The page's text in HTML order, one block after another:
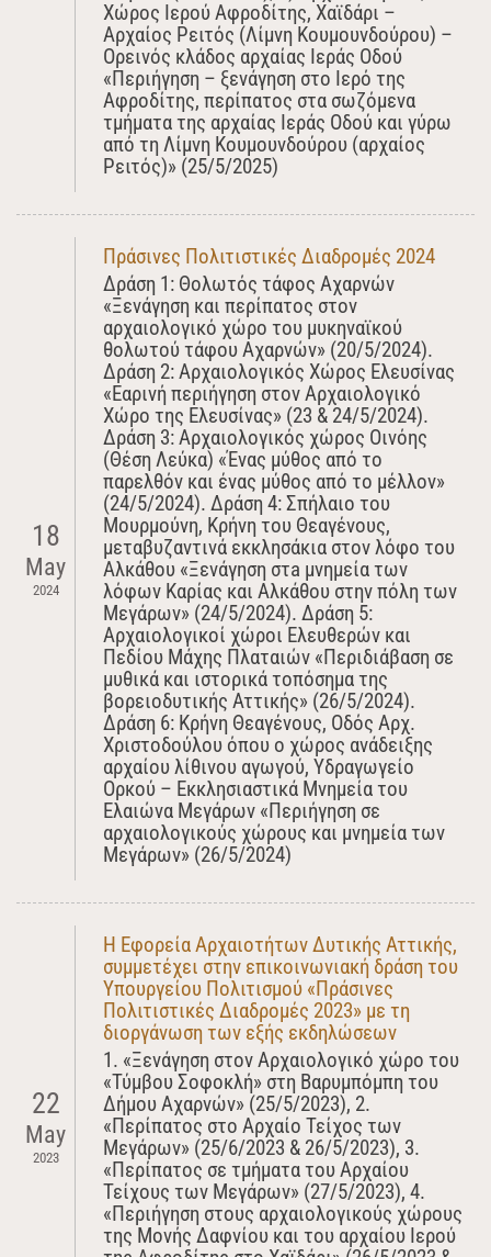
Χώρος Ιερού Αφροδίτης, Χαϊδάρι –
Αρχαίος Ρειτός (Λίμνη Κουμουνδούρου) –
Ορεινός κλάδος αρχαίας Ιεράς Οδού
«Περιήγηση – ξενάγηση στο Ιερό της
Αφροδίτης, περίπατος στα σωζόμενα
τμήματα της αρχαίας Ιεράς Οδού και γύρω
από τη Λίμνη Κουμουνδούρου (αρχαίος
Ρειτός)» (25/5/2025)
18
May
2024
Πράσινες Πολιτιστικές Διαδρομές 2024
Δράση 1: Θολωτός τάφος Αχαρνών
«Ξενάγηση και περίπατος στον
αρχαιολογικό χώρο του μυκηναϊκού
θολωτού τάφου Αχαρνών» (20/5/2024).
Δράση 2: Αρχαιολογικός Χώρος Ελευσίνας
«Εαρινή περιήγηση στον Αρχαιολογικό
Χώρο της Ελευσίνας» (23 & 24/5/2024).
Δράση 3: Αρχαιολογικός χώρος Οινόης
(Θέση Λεύκα) «Ένας μύθος από το
παρελθόν και ένας μύθος από το μέλλον»
(24/5/2024). Δράση 4: Σπήλαιο του
Μουρμούνη, Κρήνη του Θεαγένους,
μεταβυζαντινά εκκλησάκια στον λόφο του
Αλκάθου «Ξενάγηση στa μνημεία των
λόφων Καρίας και Αλκάθου στην πόλη των
Μεγάρων» (24/5/2024). Δράση 5:
Αρχαιολογικοί χώροι Ελευθερών και
Πεδίου Μάχης Πλαταιών «Περιδιάβαση σε
μυθικά και ιστορικά τοπόσημα της
βορειοδυτικής Αττικής» (26/5/2024).
Δράση 6: Κρήνη Θεαγένους, Οδός Αρχ.
Χριστοδούλου όπου ο χώρος ανάδειξης
αρχαίου λίθινου αγωγού, Υδραγωγείο
Ορκού – Εκκλησιαστικά Μνημεία του
Ελαιώνα Μεγάρων «Περιήγηση σε
αρχαιολογικούς χώρους και μνημεία των
Μεγάρων» (26/5/2024)
22
May
2023
Η Εφορεία Αρχαιοτήτων Δυτικής Αττικής,
συμμετέχει στην επικοινωνιακή δράση του
Υπουργείου Πολιτισμού «Πράσινες
Πολιτιστικές Διαδρομές 2023» με τη
διοργάνωση των εξής εκδηλώσεων
1. «Ξενάγηση στον Αρχαιολογικό χώρο του
«Τύμβου Σοφοκλή» στη Βαρυμπόμπη του
Δήμου Αχαρνών» (25/5/2023), 2.
«Περίπατος στο Αρχαίο Τείχος των
Μεγάρων» (25/6/2023 & 26/5/2023), 3.
«Περίπατος σε τμήματα του Αρχαίου
Τείχους των Μεγάρων» (27/5/2023), 4.
«Περιήγηση στους αρχαιολογικούς χώρους
της Μονής Δαφνίου και του αρχαίου Ιερού